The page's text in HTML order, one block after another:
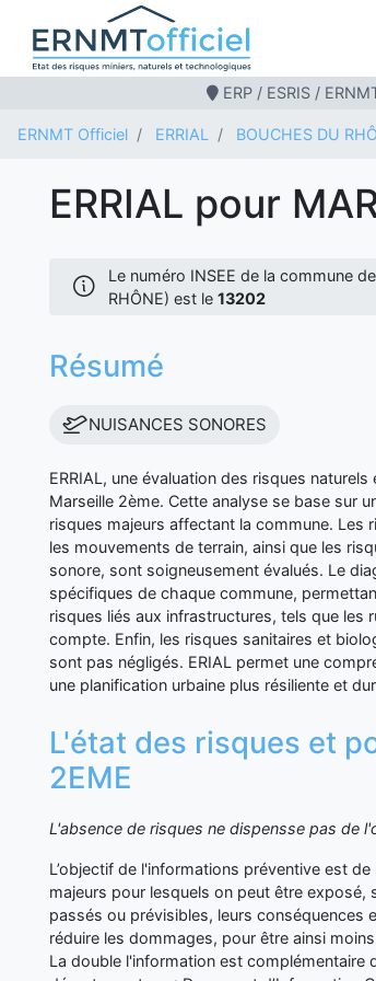
ERP / ESRIS /
ERNMT Officiel ERRIAL BOUCHES DU
ERRIAL pour
Le numéro INSEE de la commune
RHÔNE) est le 13202
Résumé
NUISANCES SONORES
ERRIAL, une évaluation des risques
Marseille 2ème. Cette analyse se base sur
risques majeurs affectant la commune. Les
les mouvements de terrain, ainsi que les
sonore, sont soigneusement évalués. Le
spécifiques de chaque commune,
risques liés aux infrastructures, tels que les
compte. Enfin, les risques sanitaires et
sont pas négligés. ERIAL permet une
une planification urbaine plus résiliente et
L'état des risques et
2EME
L'absence de risques ne dispensse pas de
L’objectif de l'informations préventive est
majeurs pour lesquels on peut être
passés ou prévisibles, leurs conséquences
réduire les dommages, pour être ainsi
La double l'information est